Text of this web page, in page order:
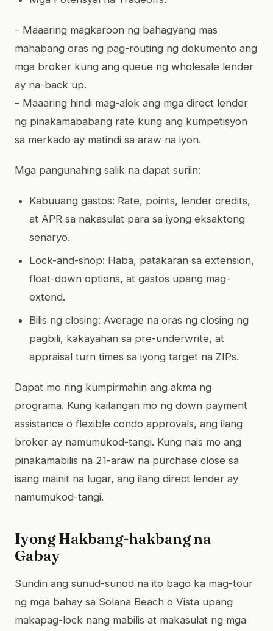
– Maaaring magkaroon ng bahagyang mas
mahabang oras ng pag-routing ng dokumento ang
mga broker kung ang queue ng wholesale lender
ay na-back up.
– Maaaring hindi mag-alok ang mga direct lender
ng pinakamababang rate kung ang kumpetisyon
sa merkado ay matindi sa araw na iyon.
Mga pangunahing salik na dapat suriin:
Kabuuang gastos: Rate, points, lender credits,
at APR sa nakasulat para sa iyong eksaktong
senaryo.
Lock-and-shop: Haba, patakaran sa extension,
float-down options, at gastos upang mag-
extend.
Bilis ng closing: Average na oras ng closing ng
pagbili, kakayahan sa pre-underwrite, at
appraisal turn times sa iyong target na ZIPs.
Dapat mo ring kumpirmahin ang akma ng
programa. Kung kailangan mo ng down payment
assistance o flexible condo approvals, ang ilang
broker ay namumukod-tangi. Kung nais mo ang
pinakamabilis na 21-araw na purchase close sa
isang mainit na lugar, ang ilang direct lender ay
namumukod-tangi.
Iyong Hakbang-hakbang na
Gabay
Sundin ang sunud-sunod na ito bago ka mag-tour
ng mga bahay sa Solana Beach o Vista upang
makapag-lock nang mabilis at makasulat ng mga